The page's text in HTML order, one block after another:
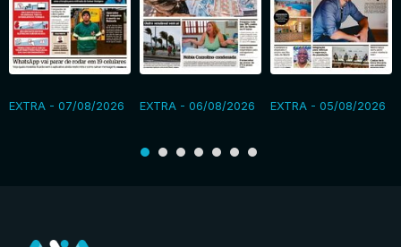
EXTRA - 07/08/2026 EXTRA - 06/08/2026 EXTRA - 05/08/2026